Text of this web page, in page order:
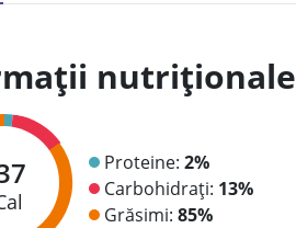
nutriționale
Proteine: 2%
Carbohidrați: 13%
Grăsimi: 85%